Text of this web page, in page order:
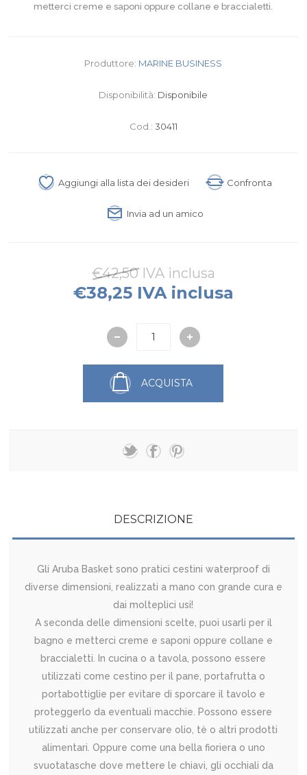
metterci creme e saponi oppure collane e braccialetti.
Produttore: MARINE BUSINESS
Disponibilità: Disponibile
Cod.: 30411
Aggiungi alla lista dei desideri Confronta
Invia ad un amico
€42,50 IVA inclusa
€38,25 IVA inclusa
ACQUISTA
DESCRIZIONE
Gli Aruba Basket sono pratici cestini waterproof di
diverse dimensioni, realizzati a mano con grande cura e
dai molteplici usi!
A seconda delle dimensioni scelte, puoi usarli per il
bagno e metterci creme e saponi oppure collane e
braccialetti. In cucina o a tavola, possono essere
utilizzati come cestino per il pane, portafrutta o
portabottiglie per evitare di sporcare il tavolo e
proteggerlo da eventuali macchie. Possono essere
utilizzati anche per conservare olio, tè o altri prodotti
alimentari. Oppure come una bella fioriera o uno
svuotatasche dove mettere le chiavi, gli occhiali da